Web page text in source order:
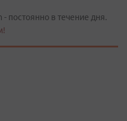
постоянно в течение дня.